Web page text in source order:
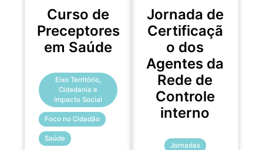
Curso de
Preceptores
em Saúde
Eixo Território,
Cidadania e
Impacto Social
Foco no Cidadão
Saúde
Jornada de
Certificaçã
o dos
Agentes da
Rede de
Controle
interno
Jornadas